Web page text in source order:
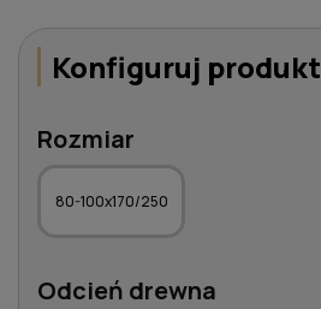
Konfiguruj produkt
Rozmiar
80-100x170/250
Odcień drewna